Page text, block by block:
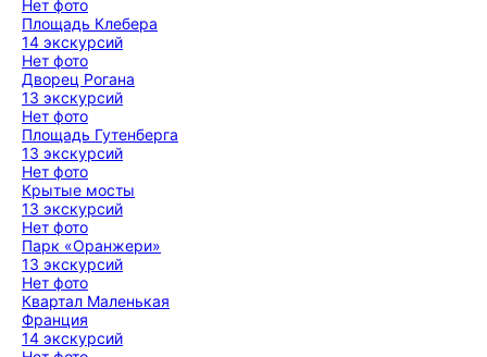
Нет фото
Площадь Клебера
14 экскурсий
Нет фото
Дворец Рогана
13 экскурсий
Нет фото
Площадь Гутенберга
13 экскурсий
Нет фото
Крытые мосты
13 экскурсий
Нет фото
Парк «Оранжери»
13 экскурсий
Нет фото
Квартал Маленькая
Франция
14 экскурсий